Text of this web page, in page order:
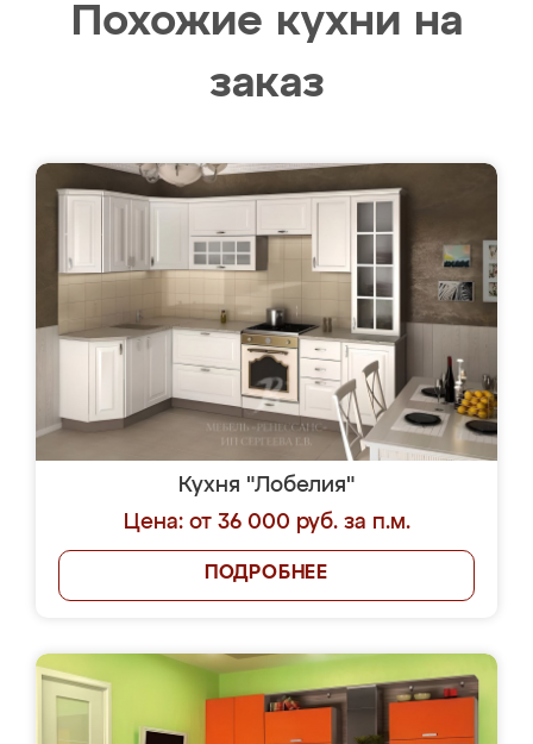
Похожие кухни на
заказ
Кухня "Лобелия"
Цена: от 36 000 руб. за п.м.
ПОДРОБНЕЕ